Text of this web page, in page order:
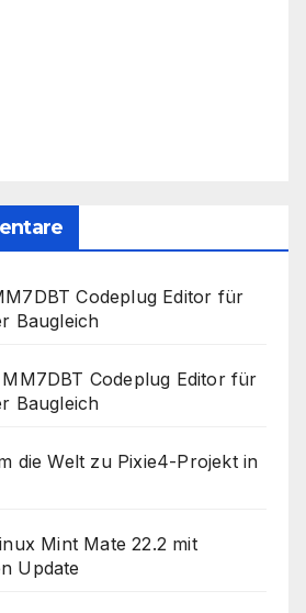
Codeplug Editor für
Baugleich
MM7DBT Codeplug Editor für
Baugleich
die Welt zu Pixie4-Projekt in
Mint Mate 22.2 mit
Update